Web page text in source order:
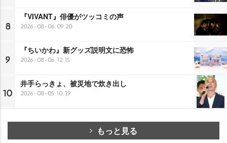
8
『VIVANT』俳優がツッコミの声
2026-08-06 09:20
9
『ちいかわ』新グッズ説明文に恐怖
2026-08-06 12:15
10
井手らっきょ、被災地で炊き出し
2026-08-05 10:39
もっと見る